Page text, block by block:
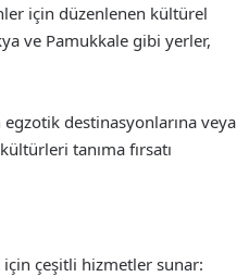
için düzenlenen kültürel
ve Pamukkale gibi yerler,
egzotik destinasyonlarına veya
tanıma fırsatı
çeşitli hizmetler sunar: